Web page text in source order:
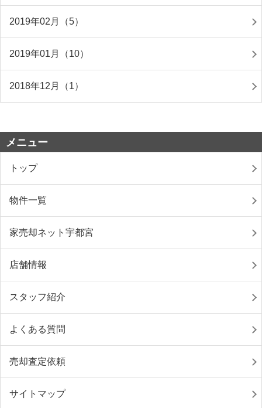
2019年02月（5）
2019年01月（10）
2018年12月（1）
メニュー
トップ
物件一覧
家売却ネット宇都宮
店舗情報
スタッフ紹介
よくある質問
売却査定依頼
サイトマップ